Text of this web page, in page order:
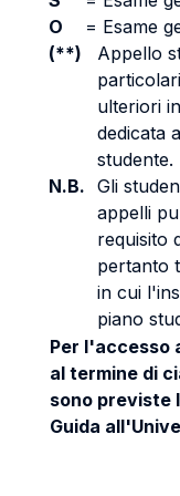
O
= Esame
(**)
Appello
ulteriori
dedicata
studente.
N.B. Gli
appelli
requisito
pertanto
in cui
piano
Per l'accesso
al termine di
sono previste
Guida